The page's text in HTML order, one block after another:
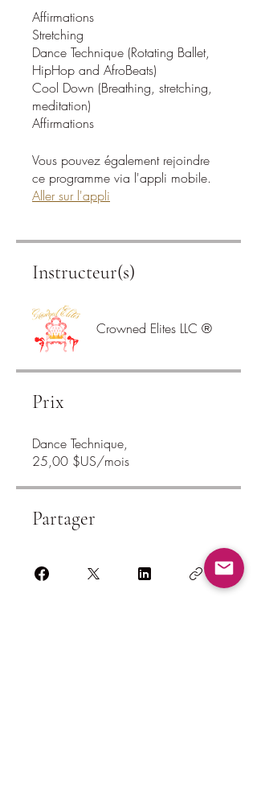
Affirmations
Stretching
Dance Technique (Rotating Ballet,
HipHop and AfroBeats)
Cool Down (Breathing, stretching,
meditation)
Vous pouvez également rejoindre
ce programme via l'appli mobile.
Aller sur l'appli
Instructeur(s)
Crowned Elites LLC ®
Prix
Dance Technique,
25,00 $US/mois
Partager